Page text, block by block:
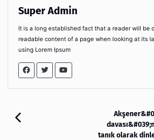
Super Admin
It is a long established fact that a reader will be
readable content of a page when looking at its
using Lorem Ipsum
tanık olarak